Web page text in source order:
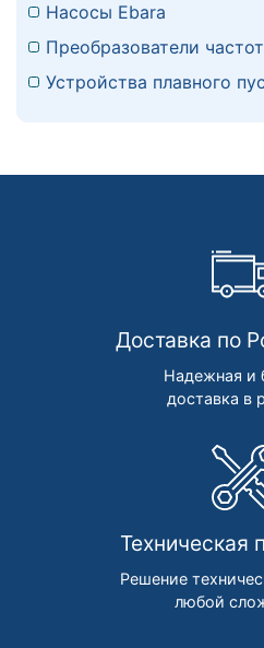
Насосы Ebara
Преобразователи
Устройства плавного
Доставка по
Надежная и
доставка в
Техническая
Решение
любой